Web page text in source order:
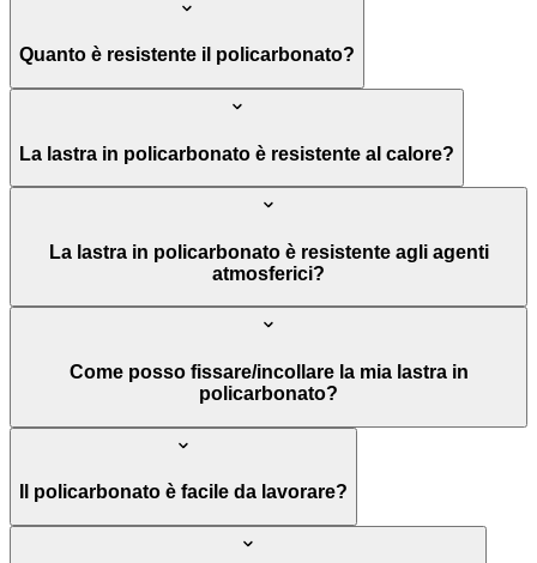
Quanto è resistente il policarbonato?
La lastra in policarbonato è resistente al calore?
La lastra in policarbonato è resistente agli agenti
atmosferici?
Come posso fissare/incollare la mia lastra in
policarbonato?
Il policarbonato è facile da lavorare?